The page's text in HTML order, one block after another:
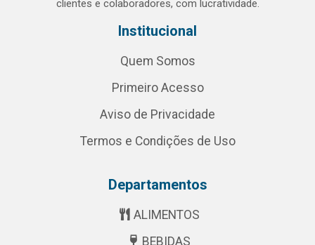
clientes e colaboradores, com lucratividade.
Institucional
Quem Somos
Primeiro Acesso
Aviso de Privacidade
Termos e Condições de Uso
Departamentos
ALIMENTOS
BEBIDAS